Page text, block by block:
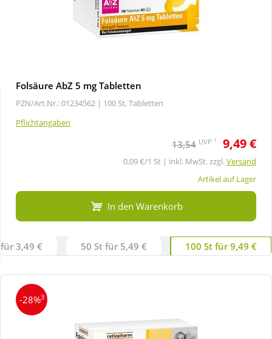
Täglich gut versorgt
Natur & Homöopathie
Tierbedarf
Wellness
Folsäure AbZ 5 mg Tabletten
PZN/Art.Nr.: 01234562 | 100 St, Tabletten
Pflichtangaben
13,54 UVP 1 9,49 €
0,09 €/1 St | inkl. MwSt. zzgl.Versand
Artikel auf Lager
In den Warenkorb
3,49 € 50 St für 5,49 € 100 St für 9,49 €
-28%3